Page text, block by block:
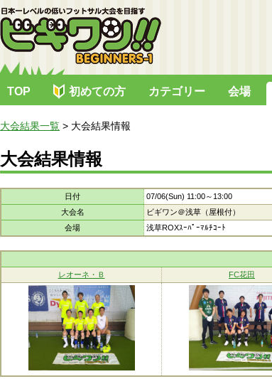
TOP 初めての方 カテゴリー 会場
大会結果一覧 > 大会結果情報
大会結果情報
日付
07/06(Sun) 11:00～13:00
大会名
ビギワン＠浅草（屋根付）
会場
浅草ROXｽｰﾊﾟｰﾏﾙﾁｺｰﾄ
レオーネ・Ｂ
FC花田